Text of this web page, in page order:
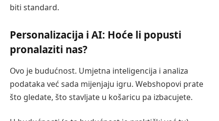
biti standard.
Personalizacija i AI: Hoće li popusti
pronalaziti nas?
Ovo je budućnost. Umjetna inteligencija i analiza
podataka već sada mijenjaju igru. Webshopovi prate
što gledate, što stavljate u košaricu pa izbacujete.